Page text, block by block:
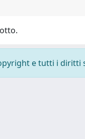
e tutti i diritti